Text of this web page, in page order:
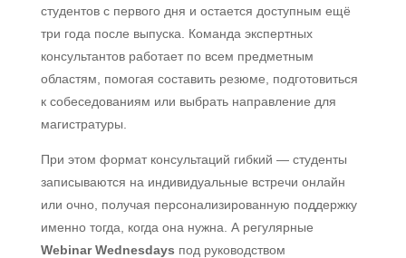
студентов с первого дня и остается доступным ещё
три года после выпуска. Команда экспертных
консультантов работает по всем предметным
областям, помогая составить резюме, подготовиться
к собеседованиям или выбрать направление для
магистратуры.
При этом формат консультаций гибкий — студенты
записываются на индивидуальные встречи онлайн
или очно, получая персонализированную поддержку
именно тогда, когда она нужна. А регулярные
Webinar Wednesdays под руководством